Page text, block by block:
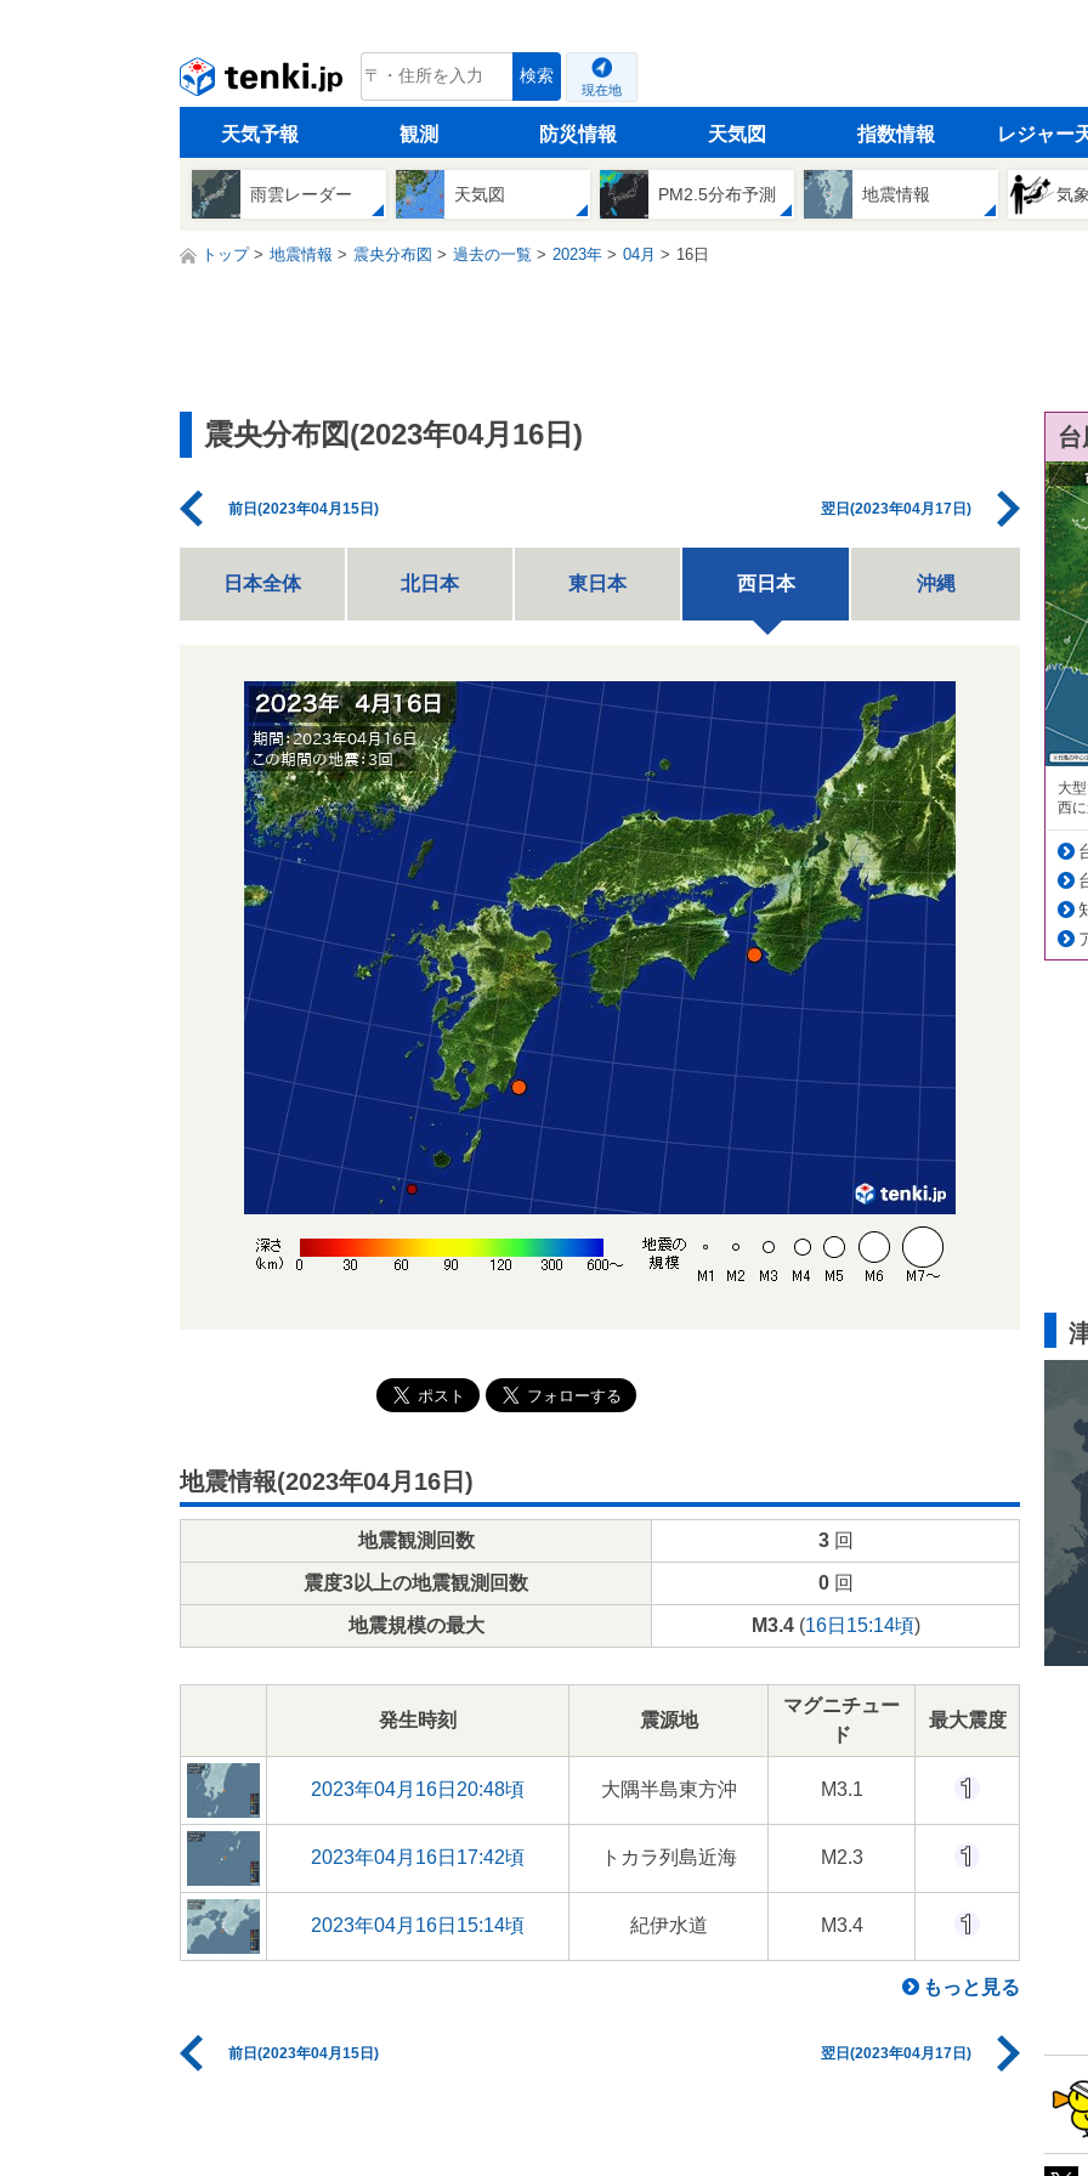
tenki.jp 検索
現在地
天気予報 観測 防災情報 天気図 指数情報 レジャー
雨雲レーダー 天気図 PM2.5分布予測 地震情報 気
トップ 地震情報 震央分布図 過去の一覧 2023年 04月 16日
震央分布図(2023年04月16日)
前日(2023年04月15日) 翌日(2023年04月17日)
日本全体 北日本 東日本 西日本 沖縄
地震情報(2023年04月16日)
地震観測回数 3回
震度3以上の地震観測回数 0回
地震規模の最大 M3.4(16日15:14頃)
発生時刻 震源地
マグニチュー
ド
最大震度
2023年04月16日20:48頃 大隅半島東方沖 M3.1
2023年04月16日17:42頃 トカラ列島近海 M2.3
2023年04月16日15:14頃 紀伊水道 M3.4
もっと見る
前日(2023年04月15日) 翌日(2023年04月17日)
大
西